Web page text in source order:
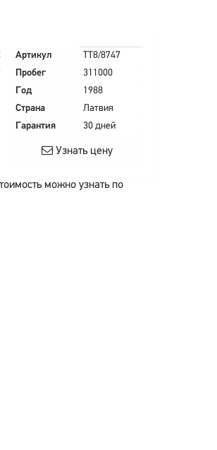
Артикул
TT8/8747
Пробег
311000
Год
1988
Страна
Латвия
Гарантия
30 дней
Узнать цену
можно узнать по